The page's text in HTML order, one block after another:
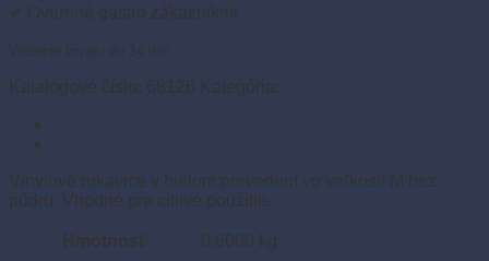
M
ks)
✔ Overené gastro zákazníkmi
Vrátenie tovaru do 14 dní.
Katalógové číslo: 68126 Kategória:
Vinylové rukavice v bielom prevedení vo veľkosti M bez
púdru. Vhodné pre citlivé použitie.
Hmotnosť 0.6000 kg